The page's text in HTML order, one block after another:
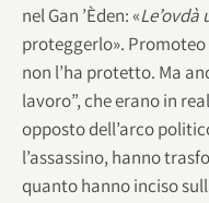
nel Gan ’Èden: «
proteggerlo».
non l’ha protetto. Ma
lavoro”, che erano in
opposto dell’arco
l’assassino, hanno
quanto hanno inciso